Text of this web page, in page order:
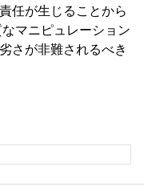
任が生じることから
マニピュレーション
さが非難されるべき